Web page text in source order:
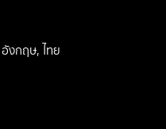
งกฤษ, ไทย